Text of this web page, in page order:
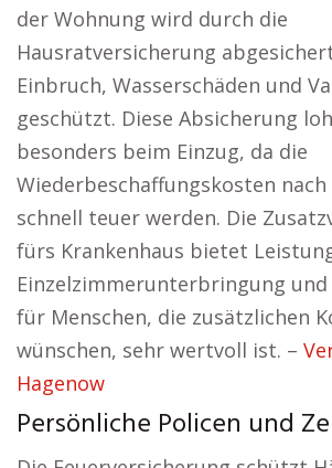
der Wohnung wird durch die
Hausratversicherung
Einbruch, Wasserschäden und
geschützt. Diese Absicherung
besonders beim Einzug, da die
Wiederbeschaffungskosten nach
schnell teuer werden. Die
fürs Krankenhaus bietet
Einzelzimmerunterbringung und
für Menschen, die zusätzlichen
wünschen, sehr wertvoll ist. –
Hagenow
Persönliche Policen und